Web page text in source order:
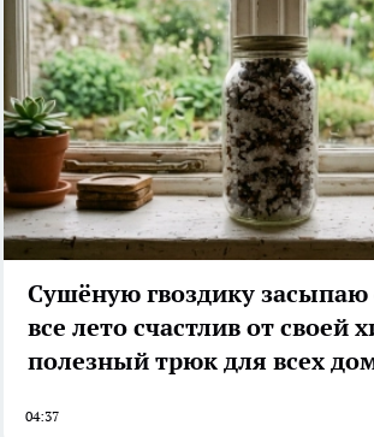
Сушёную гвоздику
все лето счастлив от своей
полезный трюк для всех
04:37